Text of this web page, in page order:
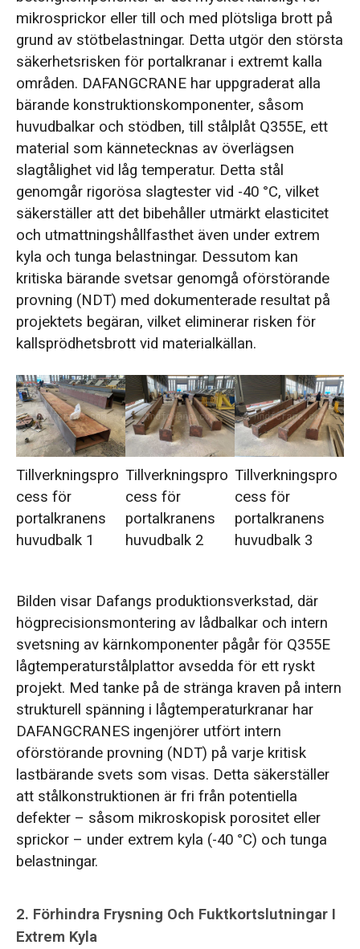
mikrosprickor eller till och med plötsliga brott på
grund av stötbelastningar. Detta utgör den största
säkerhetsrisken för portalkranar i extremt kalla
områden. DAFANGCRANE har uppgraderat alla
bärande konstruktionskomponenter, såsom
huvudbalkar och stödben, till stålplåt Q355E, ett
material som kännetecknas av överlägsen
slagtålighet vid låg temperatur. Detta stål
genomgår rigorösa slagtester vid -40 °C, vilket
säkerställer att det bibehåller utmärkt elasticitet
och utmattningshållfasthet även under extrem
kyla och tunga belastningar. Dessutom kan
kritiska bärande svetsar genomgå oförstörande
provning (NDT) med dokumenterade resultat på
projektets begäran, vilket eliminerar risken för
kallsprödhetsbrott vid materialkällan.
Tillverkningspro
cess för
portalkranens
huvudbalk 1
Tillverkningspro
cess för
portalkranens
huvudbalk 2
Tillverkningspro
cess för
portalkranens
huvudbalk 3
Bilden visar Dafangs produktionsverkstad, där
högprecisionsmontering av lådbalkar och intern
svetsning av kärnkomponenter pågår för Q355E
lågtemperaturstålplattor avsedda för ett ryskt
projekt. Med tanke på de stränga kraven på intern
strukturell spänning i lågtemperaturkranar har
DAFANGCRANES ingenjörer utfört intern
oförstörande provning (NDT) på varje kritisk
lastbärande svets som visas. Detta säkerställer
att stålkonstruktionen är fri från potentiella
defekter – såsom mikroskopisk porositet eller
sprickor – under extrem kyla (-40 °C) och tunga
belastningar.
2. Förhindra Frysning Och Fuktkortslutningar I
Extrem Kyla